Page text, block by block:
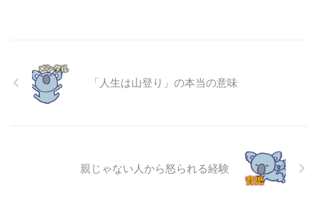
「人生は山登り」の本当の意味
親じゃない人から怒られる経験